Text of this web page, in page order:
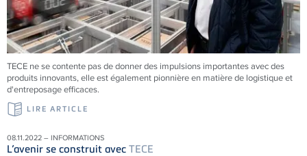
TECE ne se contente pas de donner des impulsions importantes avec des
produits innovants, elle est également pionnière en matière de logistique et
d'entreposage efficaces.
LIRE ARTICLE
08.11.2022 – INFORMATIONS
L’avenir se construit avec TECE